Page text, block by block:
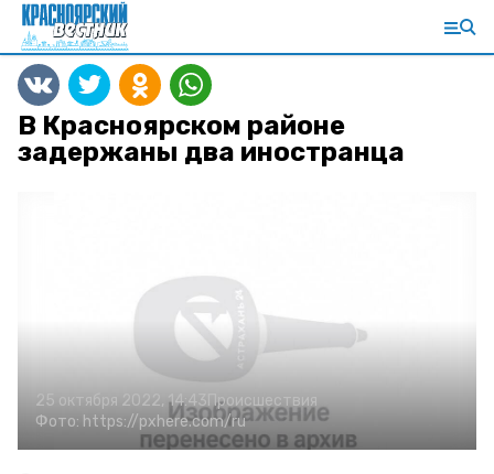
В Красноярском районе
задержаны два иностранца
25 октября 2022, 14:43Происшествия
Фото: https://pxhere.com/ru